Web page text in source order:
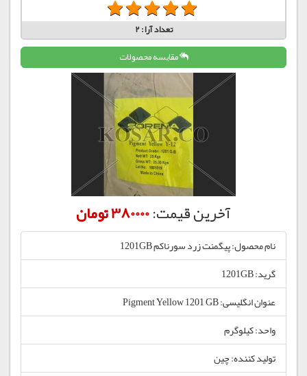
تعداد آرا:2
مقایسه محصولات
آخرین قیمت:380000 تومان
نام محصول: پیگمنت زرد سورناکم 1201GB
گرید: 1201GB
عنوان انگلیسی: Pigment Yellow 1201 GB
واحد: کیلوگرم
تولید کننده: چين